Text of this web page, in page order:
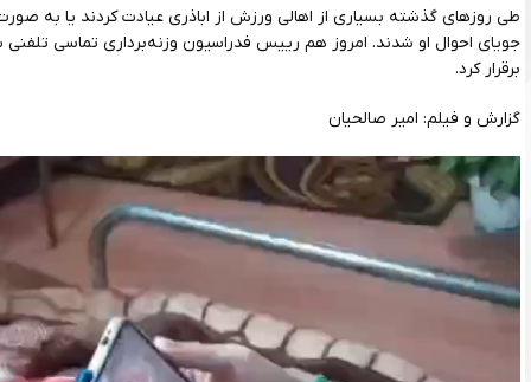
طی روزهای گذشته بسیاری از اهالی ورزش از اباذری عیادت کردند یا به
جویای احوال او شدند. امروز هم رییس فدراسیون وزنه‌برداری تماسی تلفنی
برقرار کرد.
گزارش و فیلم: امیر صالحیان
نمایشگر
ویدیو